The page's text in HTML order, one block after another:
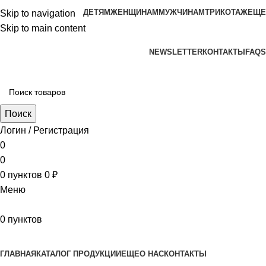
Skip to navigation
Skip to main content
ДЕТЯМЖЕНЩИНАМ МУЖЧИНАМТРИКОТАЖЕЩЕ
aritekstil@mail.ru +79226990188 , +79097440850…
NEWSLETTERКОНТАКТЫ FAQS
Поиск
Логин / Регистрация
0
0
0 пунктов 0 ₽
Меню
0 пунктов
ГЛАВНАЯ КАТАЛОГ ПРОДУКЦИИ ЕЩЕО НАСКОНТАКТЫ